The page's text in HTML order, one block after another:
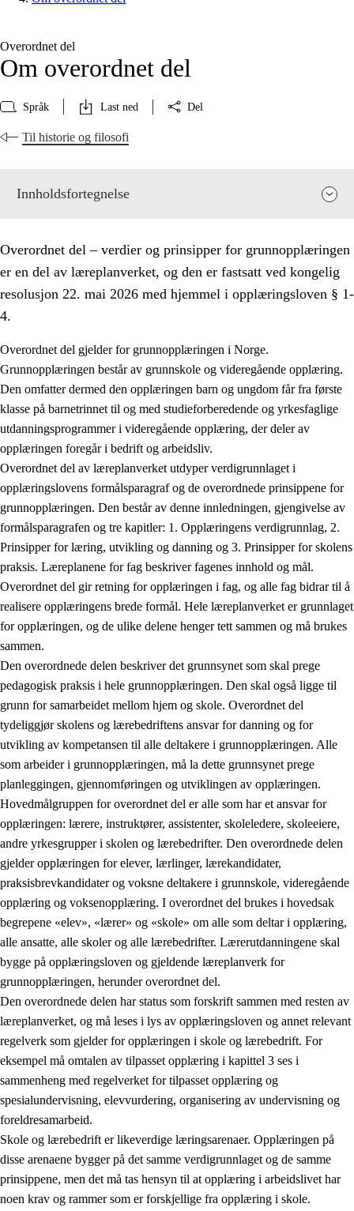
Overordnet del
Om overordnet del
Språk Last ned Del
Til historie og filosofi
Innholdsfortegnelse
Overordnet del – verdier og prinsipper for grunnopplæringen
er en del av læreplanverket, og den er fastsatt ved kongelig
resolusjon 22. mai 2026 med hjemmel i opplæringsloven § 1-
4.
Overordnet del gjelder for grunnopplæringen i Norge.
Grunnopplæringen består av grunnskole og videregående opplæring.
Den omfatter dermed den opplæringen barn og ungdom får fra første
klasse på barnetrinnet til og med studieforberedende og yrkesfaglige
utdanningsprogrammer i videregående opplæring, der deler av
opplæringen foregår i bedrift og arbeidsliv.
Overordnet del av læreplanverket utdyper verdigrunnlaget i
opplæringslovens formålsparagraf og de overordnede prinsippene for
grunnopplæringen. Den består av denne innledningen, gjengivelse av
formålsparagrafen og tre kapitler: 1. Opplæringens verdigrunnlag, 2.
Prinsipper for læring, utvikling og danning og 3. Prinsipper for skolens
praksis. Læreplanene for fag beskriver fagenes innhold og mål.
Overordnet del gir retning for opplæringen i fag, og alle fag bidrar til å
realisere opplæringens brede formål. Hele læreplanverket er grunnlaget
for opplæringen, og de ulike delene henger tett sammen og må brukes
sammen.
Den overordnede delen beskriver det grunnsynet som skal prege
pedagogisk praksis i hele grunnopplæringen. Den skal også ligge til
grunn for samarbeidet mellom hjem og skole. Overordnet del
tydeliggjør skolens og lærebedriftens ansvar for danning og for
utvikling av kompetansen til alle deltakere i grunnopplæringen. Alle
som arbeider i grunnopplæringen, må la dette grunnsynet prege
planleggingen, gjennomføringen og utviklingen av opplæringen.
Hovedmålgruppen for overordnet del er alle som har et ansvar for
opplæringen: lærere, instruktører, assistenter, skoleledere, skoleeiere,
andre yrkesgrupper i skolen og lærebedrifter. Den overordnede delen
gjelder opplæringen for elever, lærlinger, lærekandidater,
praksisbrevkandidater og voksne deltakere i grunnskole, videregående
opplæring og voksenopplæring. I overordnet del brukes i hovedsak
begrepene «elev», «lærer» og «skole» om alle som deltar i opplæring,
alle ansatte, alle skoler og alle lærebedrifter. Lærerutdanningene skal
bygge på opplæringsloven og gjeldende læreplanverk for
grunnopplæringen, herunder overordnet del.
Den overordnede delen har status som forskrift sammen med resten av
læreplanverket, og må leses i lys av opplæringsloven og annet relevant
regelverk som gjelder for opplæringen i skole og lærebedrift. For
eksempel må omtalen av tilpasset opplæring i kapittel 3 ses i
sammenheng med regelverket for tilpasset opplæring og
spesialundervisning, elevvurdering, organisering av undervisning og
foreldresamarbeid.
Skole og lærebedrift er likeverdige læringsarenaer. Opplæringen på
disse arenaene bygger på det samme verdigrunnlaget og de samme
prinsippene, men det må tas hensyn til at opplæring i arbeidslivet har
noen krav og rammer som er forskjellige fra opplæring i skole.